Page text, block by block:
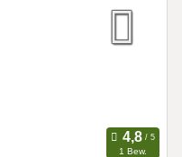
1 Bew.